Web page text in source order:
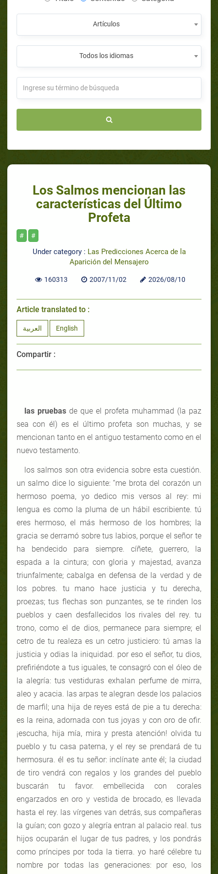
Artículos
Todos los idiomas
Los Salmos mencionan las
características del Último
Profeta
# #
Under category : Las Predicciones Acerca de la
Aparición del Mensajero
160313 2007/11/02 2026/08/10
Article translated to :
العربية English
Compartir :
las pruebas de que el profeta muhammad (la paz
sea con él) es el último profeta son muchas, y se
mencionan tanto en el antiguo testamento como en el
nuevo testamento.
los salmos son otra evidencia sobre esta cuestión.
un salmo dice lo siguiente: “me brota del corazón un
hermoso poema, yo dedico mis versos al rey: mi
lengua es como la pluma de un hábil escribiente. tú
eres hermoso, el más hermoso de los hombres; la
gracia se derramó sobre tus labios, porque el señor te
ha bendecido para siempre. cíñete, guerrero, la
espada a la cintura; con gloria y majestad, avanza
triunfalmente; cabalga en defensa de la verdad y de
los pobres. tu mano hace justicia y tu derecha,
proezas; tus flechas son punzantes, se te rinden los
pueblos y caen desfallecidos los rivales del rey. tu
trono, como el de dios, permanece para siempre; el
cetro de tu realeza es un cetro justiciero: tú amas la
justicia y odias la iniquidad. por eso el señor, tu dios,
prefiriéndote a tus iguales, te consagró con el óleo de
la alegría: tus vestiduras exhalan perfume de mirra,
aleo y acacia. las arpas te alegran desde los palacios
de marfil; una hija de reyes está de pie a tu derecha:
es la reina, adornada con tus joyas y con oro de ofir.
¡escucha, hija mía, mira y presta atención! olvida tu
pueblo y tu casa paterna, y el rey se prendará de tu
hermosura. él es tu señor: inclínate ante él; la ciudad
de tiro vendrá con regalos y los grandes del pueblo
buscarán tu favor. embellecida con corales
engarzados en oro y vestida de brocado, es llevada
hasta el rey. las vírgenes van detrás, sus compañeras
la guían; con gozo y alegría entran al palacio real. tus
hijos ocuparán el lugar de tus padres, y los pondrás
como príncipes por toda la tierra. yo haré célebre tu
nombre por todas las generaciones: por eso, los